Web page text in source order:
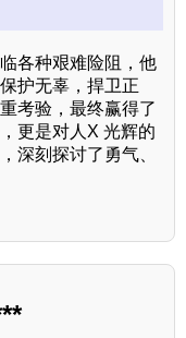
各种艰难险阻，他
护无辜，捍卫正
考验，最终赢得了
更是对人X 光辉的
深刻探讨了勇气、